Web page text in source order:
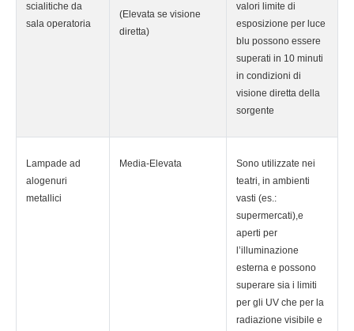
scialitiche da
sala operatoria
(Elevata se visione
diretta)
valori limite di
esposizione per luce
blu possono essere
superati in 10 minuti
in condizioni di
visione diretta della
sorgente
Lampade ad
alogenuri
metallici
Media-Elevata
Sono utilizzate nei
teatri, in ambienti
vasti (es.:
supermercati),e
aperti per
l’illuminazione
esterna e possono
superare sia i limiti
per gli UV che per la
radiazione visibile e